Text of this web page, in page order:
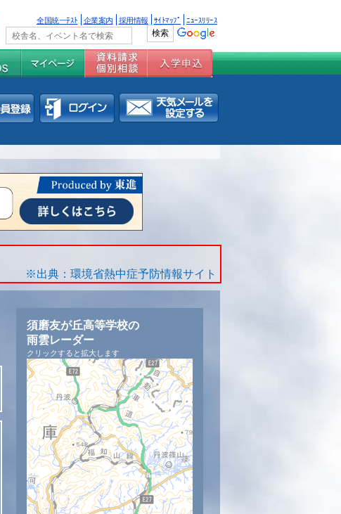
全国統一ﾃｽﾄ 企業案内 採用情報 ｻｲﾄﾏｯﾌﾟ ﾆｭｰｽﾘﾘｰｽ
※出典：環境省熱中症予防情報サイト
須磨友が丘高等学校の
雨雲レーダー
クリックすると拡大します